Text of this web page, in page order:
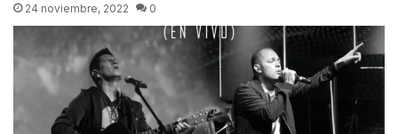
24 noviembre, 2022 0